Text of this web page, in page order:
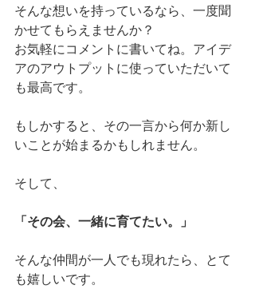
そんな想いを持っているなら、一度聞
かせてもらえませんか？
お気軽にコメントに書いてね。アイデ
アのアウトプットに使っていただいて
も最高です。
もしかすると、その一言から何か新し
いことが始まるかもしれません。
そして、
「その会、一緒に育てたい。」
そんな仲間が一人でも現れたら、とて
も嬉しいです。